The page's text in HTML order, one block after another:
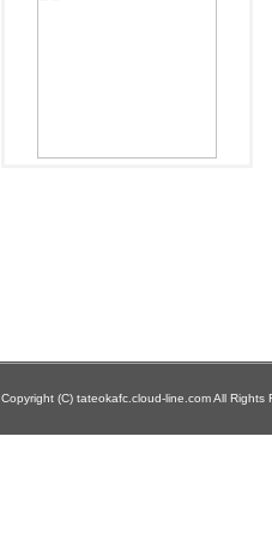
Copyright (C) tateokafc.cloud-line.com All Rights